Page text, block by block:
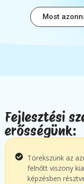
Most
Fejlesztési
erősségünk:
Törekszünk az
felnőtt viszony
képzésben